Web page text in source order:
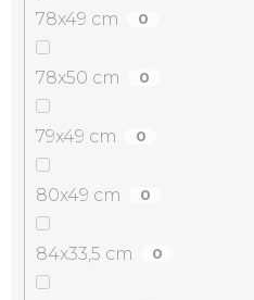
78x49 cm 0
78x50 cm 0
79x49 cm 0
80x49 cm 0
84x33,5 cm 0